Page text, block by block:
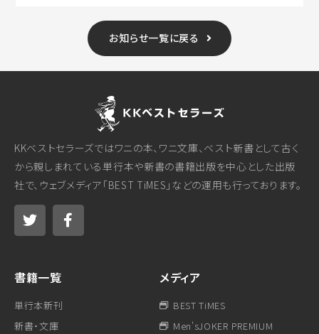
お知らせ一覧に戻る
KKベストセラーズではワニの本、ワニ文庫、ベスト新書として古く
から親しまれている単行本や新書の書籍出版を中心とした出版
社で、ウェブメディア「BEST TiMES」などの運用も行っております。
書籍一覧
単行本新刊
新書・文庫
メディア
BEST TiMES
Men'sJOKER PREMIUM